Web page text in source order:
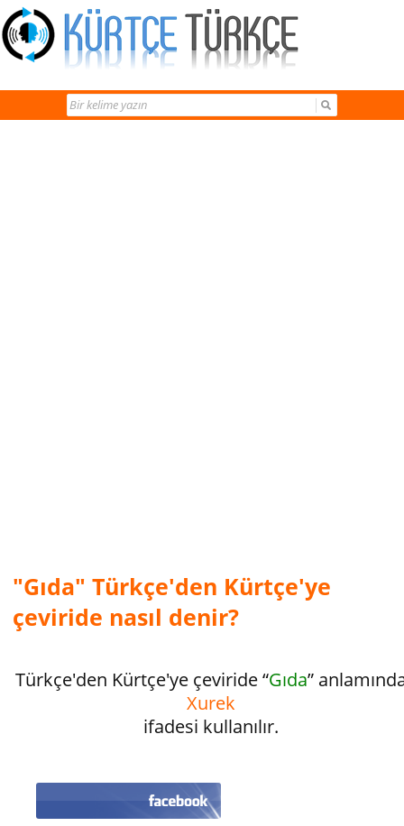
"Gıda" Türkçe'den Kürtçe'ye
çeviride nasıl denir?
Türkçe'den Kürtçe'ye çeviride “Gıda”
Xurek
ifadesi kullanılır.